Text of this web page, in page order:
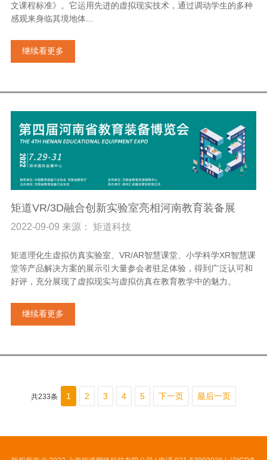
文课程标准》。它运用先进的虚拟现实技术，通过调动学生的多种
感观来身临其境地体...
继续看更多
矩道VR/3D融合创新实验室亮相河南教育装备展
2022-09-09 来源： 矩道科技
矩道理化生虚拟仿真实验室、VR/AR智慧课堂、小学科学XR智慧课
堂等产品解决方案的展示引大量参会者驻足体验，得到广泛认可和
好评，充分展现了虚拟现实与虚拟仿真在教育教学中的魅力。
继续看更多
共233条 1 2 3 4 5 下一页 最后一页